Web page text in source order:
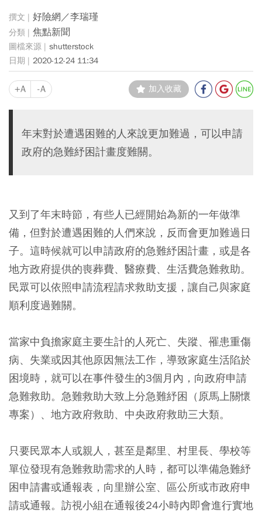
好險網／李瑞瑾
焦點新聞
shutterstock
2020-12-24 11:34
+A -A 加入收藏
年末對於遭遇困難的人來說更加難過，可以申請
政府的急難紓困計畫度難關。
又到了年末時節，有些人已經開始為新的一年做準
備，但對於遭遇困難的人們來說，反而會更加難過日
子。這時候就可以申請政府的急難紓困計畫，或是各
地方政府提供的喪葬費、醫療費、生活費急難救助。
民眾可以依照申請流程請求救助支援，讓自己與家庭
順利度過難關。
當家中負擔家庭主要生計的人死亡、失蹤、罹患重傷
病、失業或因其他原因無法工作，導致家庭生活陷於
困境時，就可以在事件發生的3個月內，向政府申請
急難救助。急難救助大致上分急難紓困（原馬上關懷
專案）、地方政府救助、中央政府救助三大類。
只要民眾本人或親人，甚至是鄰里、村里長、學校等
單位發現有急難救助需求的人時，都可以準備急難紓
困申請書或通報表，向里辦公室、區公所或市政府申
請或通報。訪視小組在通報後24小時內即會進行實地